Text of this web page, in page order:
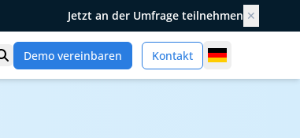
Jetzt an der Umfrage teilnehmen ✕
Suche öffnen
Demo vereinbaren Kontakt Germany